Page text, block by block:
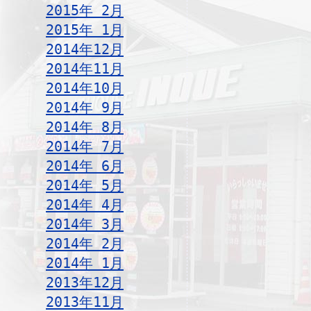
2015年 2月
2015年 1月
2014年12月
2014年11月
2014年10月
2014年 9月
2014年 8月
2014年 7月
2014年 6月
2014年 5月
2014年 4月
2014年 3月
2014年 2月
2014年 1月
2013年12月
2013年11月